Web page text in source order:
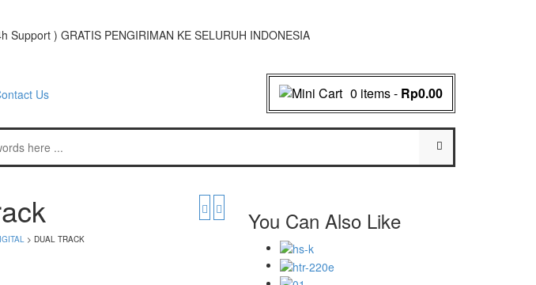
) GRATIS PENGIRIMAN KE SELURUH INDONESIA
Us 0 items- Rp0.00
> DUAL TRACK
You Can Also Like